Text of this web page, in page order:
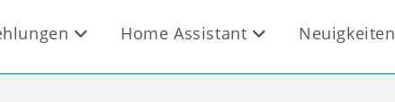
Home Assistant Neuigkeiten